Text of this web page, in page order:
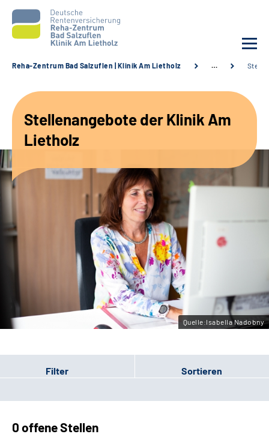
Unsere Angebote
Karriere
Sozialdienste & Zuweisende
Leichte Sprache
Gebärdensprache
Reha-Zentrum Bad Salzuflen | Klinik Am Lietholz …
Stellenangebote der Klinik Am
Lietholz
Quelle:Isabella Nadobny
Filter Sortieren
0 offene Stellen